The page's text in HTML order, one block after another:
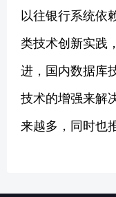
以往银行系统依
类技术创新实践
进，国内数据库
技术的增强来解
来越多，同时也